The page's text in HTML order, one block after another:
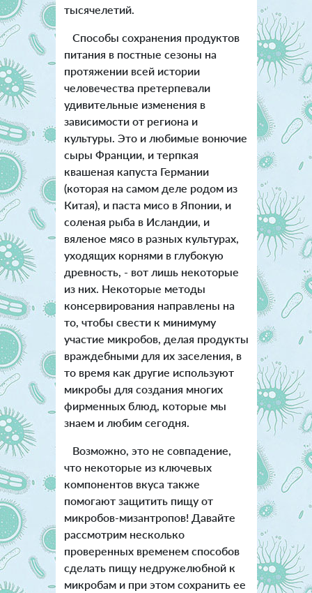
тысячелетий.
Способы сохранения продуктов
питания в постные сезоны на
протяжении всей истории
человечества претерпевали
удивительные изменения в
зависимости от региона и
культуры. Это и любимые вонючие
сыры Франции, и терпкая
квашеная капуста Германии
(которая на самом деле родом из
Китая), и паста мисо в Японии, и
соленая рыба в Исландии, и
вяленое мясо в разных культурах,
уходящих корнями в глубокую
древность, - вот лишь некоторые
из них. Некоторые методы
консервирования направлены на
то, чтобы свести к минимуму
участие микробов, делая продукты
враждебными для их заселения, в
то время как другие используют
микробы для создания многих
фирменных блюд, которые мы
знаем и любим сегодня.
Возможно, это не совпадение,
что некоторые из ключевых
компонентов вкуса также
помогают защитить пищу от
микробов-мизантропов! Давайте
рассмотрим несколько
проверенных временем способов
сделать пищу недружелюбной к
микробам и при этом сохранить ее